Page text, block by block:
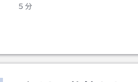
５分